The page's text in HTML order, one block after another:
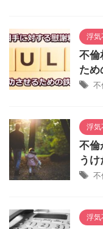
浮気
不倫
ため
不
浮気
不倫
う
不
浮気